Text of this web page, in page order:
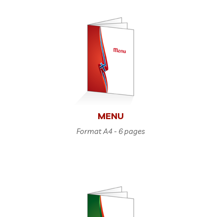
MENU
Format A4 - 6 pages